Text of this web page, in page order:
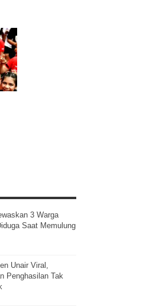
3 Warga
Saat Memulung
Unair Viral,
Penghasilan Tak